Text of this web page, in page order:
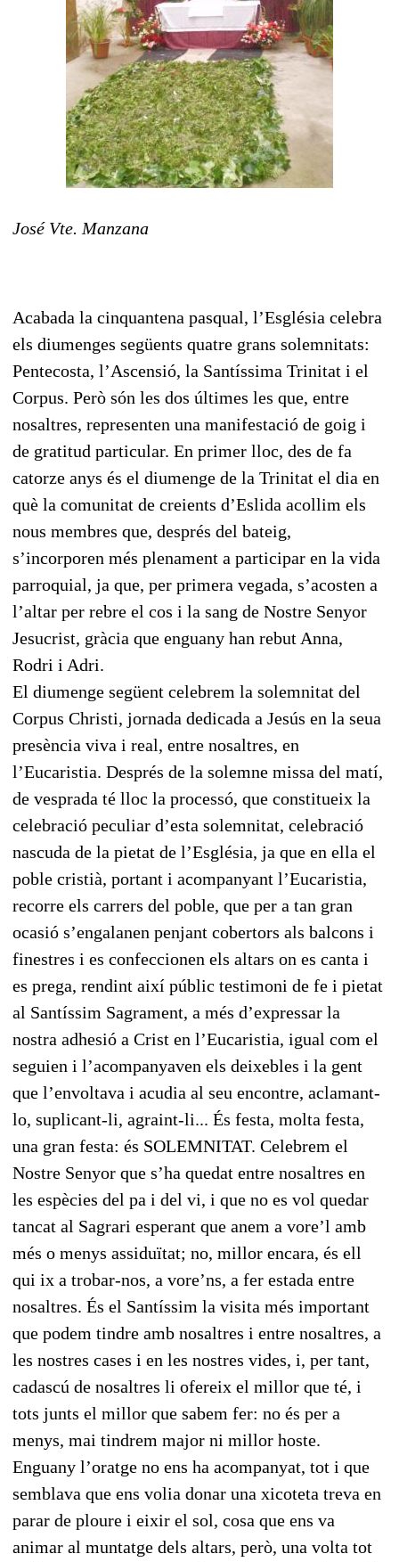
José Vte. Manzana
Acabada la cinquantena pasqual, l’Església celebra
els diumenges següents quatre grans solemnitats:
Pentecosta, l’Ascensió, la Santíssima Trinitat i el
Corpus. Però són les dos últimes les que, entre
nosaltres, representen una manifestació de goig i
de gratitud particular. En primer lloc, des de fa
catorze anys és el diumenge de la Trinitat el dia en
què la comunitat de creients d’Eslida acollim els
nous membres que, després del bateig,
s’incorporen més plenament a participar en la vida
parroquial, ja que, per primera vegada, s’acosten a
l’altar per rebre el cos i la sang de Nostre Senyor
Jesucrist, gràcia que enguany han rebut Anna,
Rodri i Adri.
El diumenge següent celebrem la solemnitat del
Corpus Christi, jornada dedicada a Jesús en la seua
presència viva i real, entre nosaltres, en
l’Eucaristia. Després de la solemne missa del matí,
de vesprada té lloc la processó, que constitueix la
celebració peculiar d’esta solemnitat, celebració
nascuda de la pietat de l’Església, ja que en ella el
poble cristià, portant i acompanyant l’Eucaristia,
recorre els carrers del poble, que per a tan gran
ocasió s’engalanen penjant cobertors als balcons i
finestres i es confeccionen els altars on es canta i
es prega, rendint així públic testimoni de fe i pietat
al Santíssim Sagrament, a més d’expressar la
nostra adhesió a Crist en l’Eucaristia, igual com el
seguien i l’acompanyaven els deixebles i la gent
que l’envoltava i acudia al seu encontre, aclamant-
lo, suplicant-li, agraint-li... És festa, molta festa,
una gran festa: és SOLEMNITAT. Celebrem el
Nostre Senyor que s’ha quedat entre nosaltres en
les espècies del pa i del vi, i que no es vol quedar
tancat al Sagrari esperant que anem a vore’l amb
més o menys assiduïtat; no, millor encara, és ell
qui ix a trobar-nos, a vore’ns, a fer estada entre
nosaltres. És el Santíssim la visita més important
que podem tindre amb nosaltres i entre nosaltres, a
les nostres cases i en les nostres vides, i, per tant,
cadascú de nosaltres li ofereix el millor que té, i
tots junts el millor que sabem fer: no és per a
menys, mai tindrem major ni millor hoste.
Enguany l’oratge no ens ha acompanyat, tot i que
semblava que ens volia donar una xicoteta treva en
parar de ploure i eixir el sol, cosa que ens va
animar al muntatge dels altars, però, una volta tot